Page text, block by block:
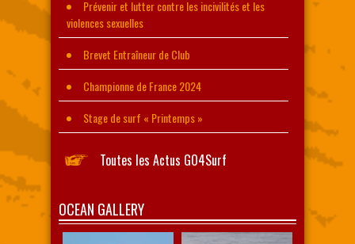
Prévenir et lutter contre les incivilités et les
violences sexuelles
Brevet Entraîneur de Club
Championne de France 2024
Stage de surf « Printemps »
Toutes les Actus GO4Surf
OCEAN GALLERY